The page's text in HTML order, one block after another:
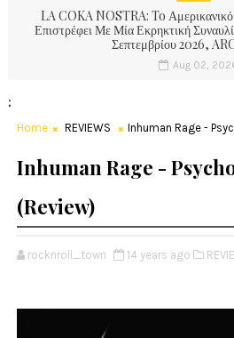
LA COKA NOSTRA: To
Επιστρέφει Με Μία Εκρηκτική
Σεπτεμβρίου 2026,
Aug 02,
;
Home REVIEWS Inhuman Rage -
Inhuman Rage -
(Review)
rocknroll_town 14 years ago